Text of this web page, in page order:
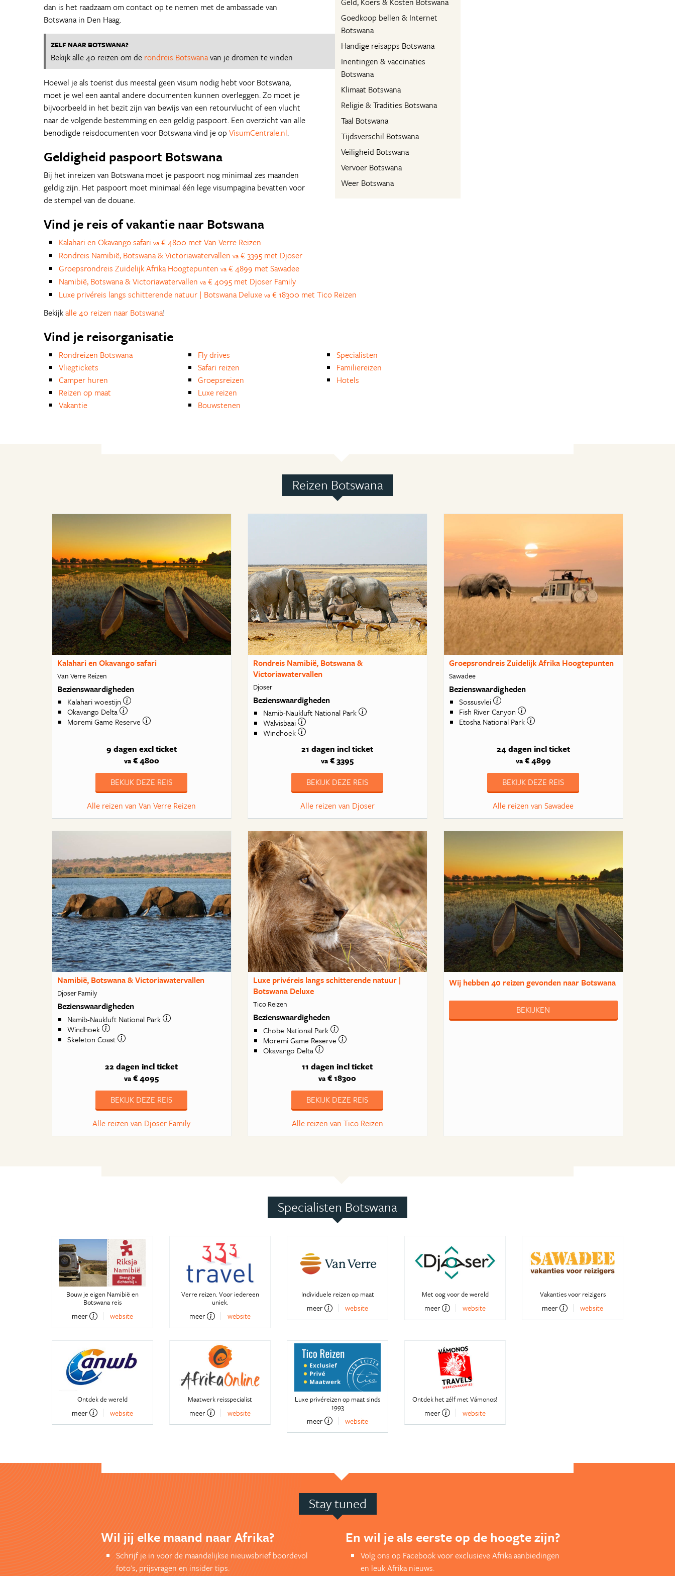
Goedkoop bellen & Internet
Botswana
Handige reisapps Botswana
Inentingen & vaccinaties
Botswana
Klimaat Botswana
Religie & Tradities Botswana
Taal Botswana
Tijdsverschil Botswana
Veiligheid Botswana
Vervoer Botswana
Weer Botswana
dan is het raadzaam om contact op te nemen met de ambassade van
Botswana in Den Haag.
ZELF NAAR BOTSWANA?
Bekijk alle 40 reizen om de rondreis Botswanavan je dromen te vinden
Hoewel je als toerist dus meestal geen visum nodig hebt voor Botswana,
moet je wel een aantal andere documenten kunnen overleggen. Zo moet je
bijvoorbeeld in het bezit zijn van bewijs van een retourvlucht of een vlucht
naar de volgende bestemming en een geldig paspoort. Een overzicht van alle
benodigde reisdocumenten voor Botswana vind je op VisumCentrale.nl.
Geldigheid paspoort Botswana
Bij het inreizen van Botswana moet je paspoort nog minimaal zes maanden
geldig zijn. Het paspoort moet minimaal één lege visumpagina bevatten voor
de stempel van de douane.
Vind je reis of vakantie naar Botswana
Kalahari en Okavango safari va € 4800 met Van Verre Reizen
Rondreis Namibië, Botswana & Victoriawatervallen va € 3395 met Djoser
Groepsrondreis Zuidelijk Afrika Hoogtepunten va € 4899 met Sawadee
Namibië, Botswana & Victoriawatervallen va € 4095 met Djoser Family
Luxe privéreis langs schitterende natuur | Botswana Deluxe va € 18300 met Tico Reizen
Bekijkalle 40 reizen naar Botswana!
Vind je reisorganisatie
Rondreizen Botswana
Vliegtickets
Camper huren
Reizen op maat
Vakantie
Fly drives
Safari reizen
Groepsreizen
Luxe reizen
Bouwstenen
Specialisten
Familiereizen
Hotels
Reizen Botswana
Kalahari en Okavango safari
Van Verre Reizen
Bezienswaardigheden
Kalahari woestijn
Okavango Delta
Moremi Game Reserve
9 dagen excl ticket
va€ 4800
BEKIJK DEZE REIS
Alle reizen van Van Verre Reizen
Rondreis Namibië, Botswana &
Victoriawatervallen
Djoser
Bezienswaardigheden
Namib-Naukluft National Park
Walvisbaai
Windhoek
21 dagen incl ticket
va € 3395
BEKIJK DEZE REIS
Alle reizen van Djoser
Groepsrondreis Zuidelijk Afrika Hoogtepunten
Sawadee
Bezienswaardigheden
Sossusvlei
Fish River Canyon
Etosha National Park
24 dagen incl ticket
va€ 4899
BEKIJK DEZE REIS
Alle reizen van Sawadee
Namibië, Botswana & Victoriawatervallen
Djoser Family
Bezienswaardigheden
Namib-Naukluft National Park
Windhoek
Skeleton Coast
22 dagen incl ticket
va € 4095
BEKIJK DEZE REIS
Alle reizen van Djoser Family
Luxe privéreis langs schitterende natuur |
Botswana Deluxe
Tico Reizen
Bezienswaardigheden
Chobe National Park
Moremi Game Reserve
Okavango Delta
11 dagen incl ticket
va € 18300
BEKIJK DEZE REIS
Alle reizen van Tico Reizen
Wij hebben40 reizengevonden naar Botswana
BEKIJKEN
Specialisten Botswana
Bouw je eigen Namibië en
Botswana reis
meer website
Verre reizen. Voor iedereen
uniek.
meer website
Individuele reizen op maat
meer website
Met oog voor de wereld
meer website
Vakanties voor reizigers
meer website
Ontdek de wereld
meer website
Maatwerk reisspecialist
meer website
Luxe privéreizen op maat sinds
1993
meer website
Ontdek het zélf met Vámonos!
meer website
Stay tuned
Wil jij elke maand naar Afrika?
Schrijf je in voor de maandelijkse nieuwsbrief boordevol
foto's, prijsvragen en insider tips.
En wil je als eerste op de hoogte zijn?
Volg ons op Facebook voor exclusieve Afrika aanbiedingen
en leuk Afrika nieuws.